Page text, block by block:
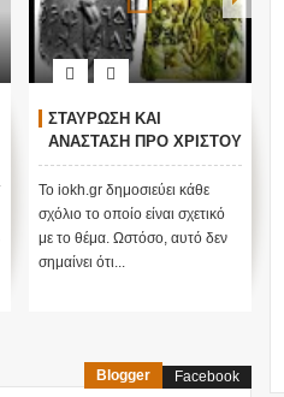
ΣΤΑΥΡΩΣΗ ΚΑΙ
ΑΝΑΣΤΑΣΗ ΠΡΟ ΧΡΙΣΤΟΥ
Το iokh.gr δημοσιεύει κάθε
σχόλιο το οποίο είναι σχετικό
με το θέμα. Ωστόσο, αυτό δεν
σημαίνει ότι...
Blogger Facebook